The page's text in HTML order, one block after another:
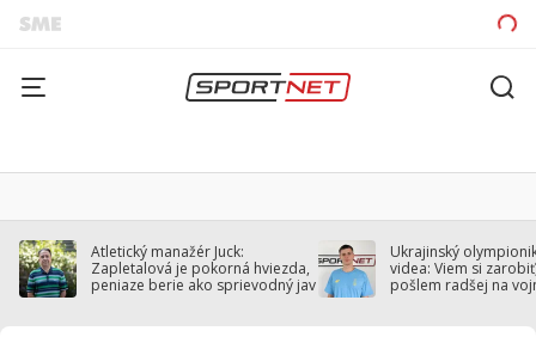
Atletický manažér Juck:
Zapletalová je pokorná hviezda,
peniaze berie ako sprievodný jav
Ukrajinský
videa: Viem si
pošlem radšej na